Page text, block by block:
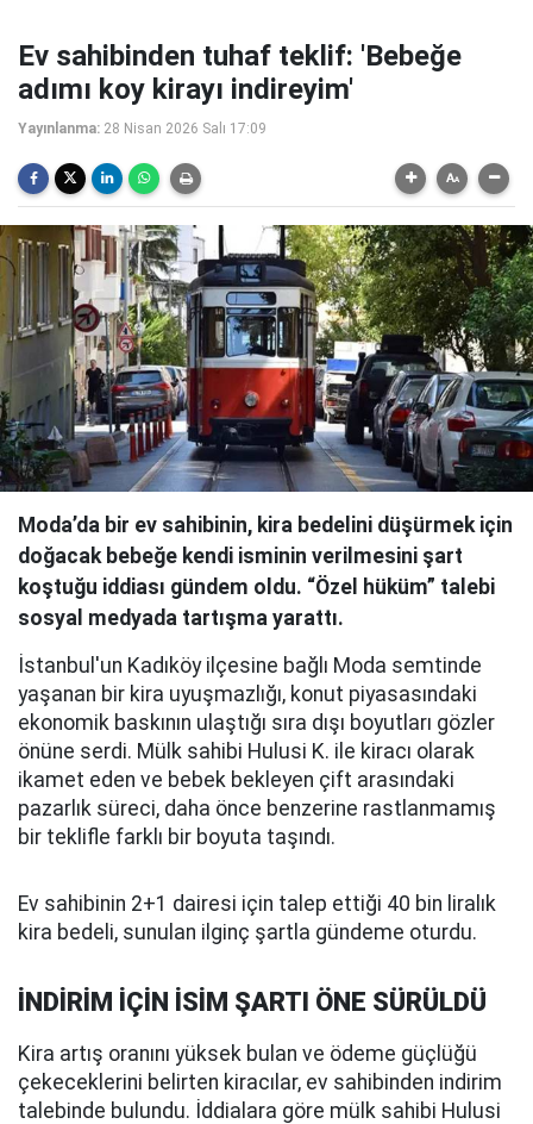
Ev sahibinden tuhaf teklif: 'Bebeğe
adımı koy kirayı indireyim'
Yayınlanma: 28 Nisan 2026 Salı 17:09
Moda’da bir ev sahibinin, kira bedelini düşürmek için
doğacak bebeğe kendi isminin verilmesini şart
koştuğu iddiası gündem oldu. “Özel hüküm” talebi
sosyal medyada tartışma yarattı.
İstanbul'un Kadıköy ilçesine bağlı Moda semtinde
yaşanan bir kira uyuşmazlığı, konut piyasasındaki
ekonomik baskının ulaştığı sıra dışı boyutları gözler
önüne serdi. Mülk sahibi Hulusi K. ile kiracı olarak
ikamet eden ve bebek bekleyen çift arasındaki
pazarlık süreci, daha önce benzerine rastlanmamış
bir teklifle farklı bir boyuta taşındı.
Ev sahibinin 2+1 dairesi için talep ettiği 40 bin liralık
kira bedeli, sunulan ilginç şartla gündeme oturdu.
İNDİRİM İÇİN İSİM ŞARTI ÖNE SÜRÜLDÜ
Kira artış oranını yüksek bulan ve ödeme güçlüğü
çekeceklerini belirten kiracılar, ev sahibinden indirim
talebinde bulundu. İddialara göre mülk sahibi Hulusi